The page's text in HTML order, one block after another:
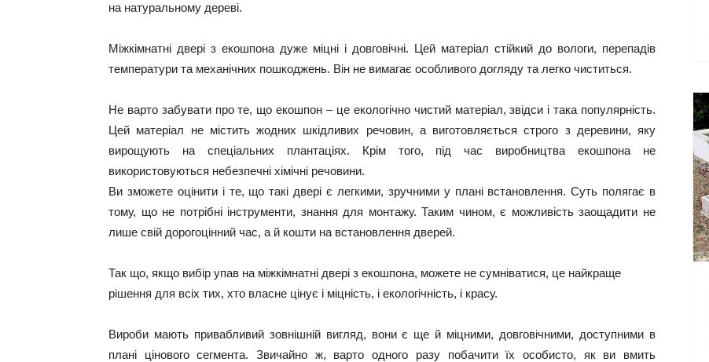
на натуральному дереві.
Міжкімнатні двері з екошпона дуже міцні і довговічні. Цей матеріал стійкий до вологи, перепадів
температури та механічних пошкоджень. Він не вимагає особливого догляду та легко чиститься.
Не варто забувати про те, що екошпон – це екологічно чистий матеріал, звідси і така популярність.
Цей матеріал не містить жодних шкідливих речовин, а виготовляється строго з деревини, яку
вирощують на спеціальних плантаціях. Крім того, під час виробництва екошпона не
використовуються небезпечні хімічні речовини.
Ви зможете оцінити і те, що такі двері є легкими, зручними у плані встановлення. Суть полягає в
тому, що не потрібні інструменти, знання для монтажу. Таким чином, є можливість заощадити не
лише свій дорогоцінний час, а й кошти на встановлення дверей.
Так що, якщо вибір упав на міжкімнатні двері з екошпона, можете не сумніватися, це найкраще
рішення для всіх тих, хто власне цінує і міцність, і екологічність, і красу.
Вироби мають привабливий зовнішній вигляд, вони є ще й міцними, довговічними, доступними в
плані цінового сегмента. Звичайно ж, варто одного разу побачити їх особисто, як ви вмить